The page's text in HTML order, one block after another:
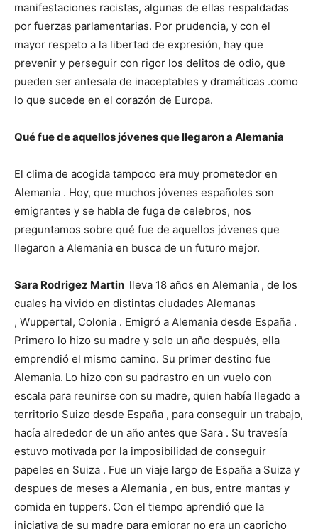
manifestaciones racistas, algunas de ellas respaldadas
por fuerzas parlamentarias. Por prudencia, y con el
mayor respeto a la libertad de expresión, hay que
prevenir y perseguir con rigor los delitos de odio, que
pueden ser antesala de inaceptables y dramáticas .como
lo que sucede en el corazón de Europa.
Qué fue de aquellos jóvenes que llegaron a Alemania
El clima de acogida tampoco era muy prometedor en
Alemania . Hoy, que muchos jóvenes españoles son
emigrantes y se habla de fuga de celebros, nos
preguntamos sobre qué fue de aquellos jóvenes que
llegaron a Alemania en busca de un futuro mejor.
Sara Rodrigez Martin lleva 18 años en Alemania , de los
cuales ha vivido en distintas ciudades Alemanas
, Wuppertal, Colonia . Emigró a Alemania desde España .
Primero lo hizo su madre y solo un año después, ella
emprendió el mismo camino. Su primer destino fue
Alemania. Lo hizo con su padrastro en un vuelo con
escala para reunirse con su madre, quien había llegado a
territorio Suizo desde España , para conseguir un trabajo,
hacía alrededor de un año antes que Sara . Su travesía
estuvo motivada por la imposibilidad de conseguir
papeles en Suiza . Fue un viaje largo de España a Suiza y
despues de meses a Alemania , en bus, entre mantas y
comida en tuppers. Con el tiempo aprendió que la
iniciativa de su madre para emigrar no era un capricho